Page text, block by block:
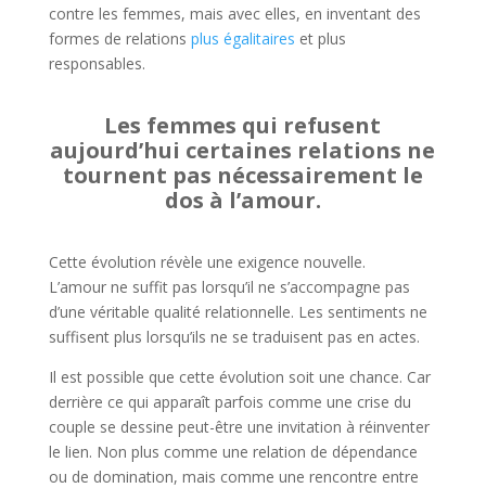
contre les femmes, mais avec elles, en inventant des
formes de relations plus égalitaires et plus
responsables.
Les femmes qui refusent
aujourd’hui certaines relations ne
tournent pas nécessairement le
dos à l’amour.
Cette évolution révèle une exigence nouvelle.
L’amour ne suffit pas lorsqu’il ne s’accompagne pas
d’une véritable qualité relationnelle. Les sentiments ne
suffisent plus lorsqu’ils ne se traduisent pas en actes.
Il est possible que cette évolution soit une chance. Car
derrière ce qui apparaît parfois comme une crise du
couple se dessine peut-être une invitation à réinventer
le lien. Non plus comme une relation de dépendance
ou de domination, mais comme une rencontre entre